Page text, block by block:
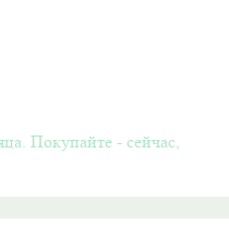
Покупайте - сейчас,